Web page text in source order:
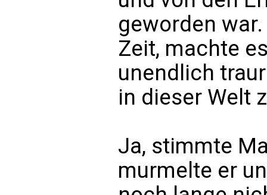
geworden
Zeit, machte
unendlich
in dieser Welt
Ja, stimmte
murmelte er